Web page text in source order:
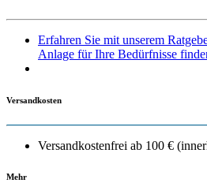
Erfahren Sie mit unserem
Anlage für Ihre Bedürfnisse
Versandkosten
Versandkostenfrei ab 100 €
Mehr